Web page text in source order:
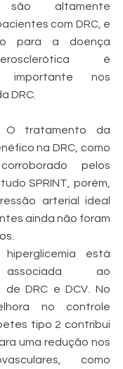
são altamente
com DRC, e
para a doença
é
importante nos
DRC.
O tratamento da
na DRC, como
pelos
SPRINT, porém,
arterial ideal
ainda não foram
está
ao
de DRC e DCV. No
no controle
tipo 2 contribui
uma redução nos
como